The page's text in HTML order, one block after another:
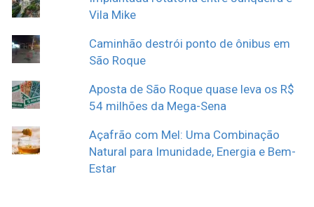
Vila Mike
Caminhão destrói ponto de ônibus em
São Roque
Aposta de São Roque quase leva os R$
54 milhões da Mega-Sena
Açafrão com Mel: Uma Combinação
Natural para Imunidade, Energia e Bem-
Estar